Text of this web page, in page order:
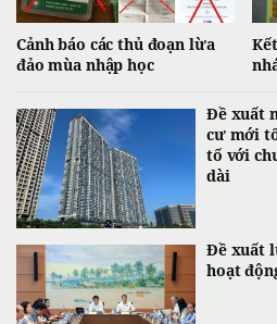
Cảnh báo các thủ đoạn lừa
đảo mùa nhập học
Đề xuất
cư mới
tố với
dài
Đề xuất
hoạt